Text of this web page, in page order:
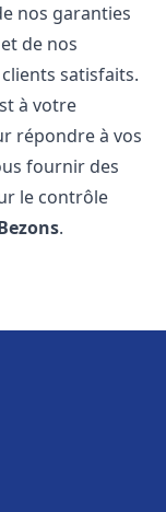
nos garanties
de nos
satisfaits.
à votre
répondre à vos
fournir des
le contrôle
.